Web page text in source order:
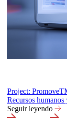
Project:
Recursos humanos
Seguir leyendo